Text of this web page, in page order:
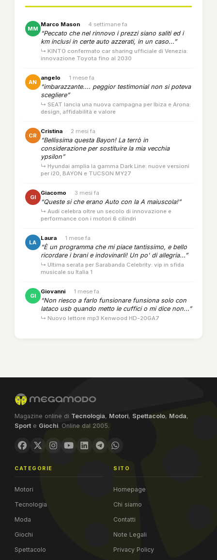
MM
Marco Mason · 4 settimane fa
“Peccato che nel rinnovo i prezzi siano saliti ed i
km inclusi in certe auto azzerati, in un caso...”
↳ KINTO confermato car sharing ufficiale di Venezia:
innovazione Toyota fino al 2030
AN
angelo · 1 mese fa
“imbarazzante.... peggior testimonial non si poteva
scegliere”
↳ SEAT lancia una nuova campagna per Ibiza e Arona:
design, affidabilità e valore
CR
Cristina · 2 mesi fa
“Bellissima questa Bayon! La terrò in
considerazione per sostituire la mia vecchia
ypsilon”
↳ Hyundai amplia la gamma Dark Line: nuove versioni
per i20, BAYON e TUCSON MY27
GI
Giacomo · 3 mesi fa
“Queste si che erano Auto con la A maiuscola!”
↳ Audi celebra oltre un secolo di innovazione e
performance con i motori 6 cilindri
LA
Laura · 1 mese fa
“È un programma che mi piace tantissimo, e bello
ricordare i brani e indovinarli! Un po' di allegria...”
↳ Ultima serata per Sarabanda Celebrity: vip in sfida
musicale su Italia 1
GI
Giovanni · 1 mese fa
“Non riesco a farlo funsionare funsiona solo con
lataco usb quando metto le cuffici o mi dice non...”
↳ Nuovo lettore mp3 Kenwood HD-20GA7
Magazine online di Tecnologia, Motori, Spettacolo, Moda,
Sport e Giochi. Online dal 2005.
CATEGORIE
Motori
Tecnologia
Moda
Giochi
Spettacolo
SITO
Homepage
Chi siamo
Contatti
Note Legali
Privacy Policy